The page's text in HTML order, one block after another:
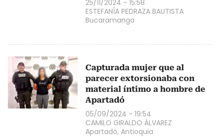
25/11/2024 - 15:58
ESTEFANÍA PEDRAZA BAUTISTA
Bucaramanga
Capturada mujer que al
parecer extorsionaba con
material íntimo a hombre de
Apartadó
05/09/2024 - 19:54
CAMILO GIRALDO ÁLVAREZ
Apartadó, Antioquia